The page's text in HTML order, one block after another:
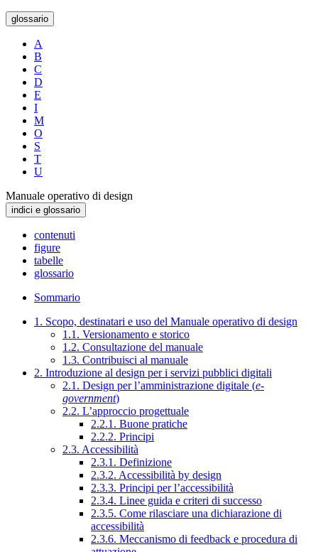
glossario
A
B
C
D
E
I
M
O
S
T
U
Manuale operativo di design
indici e glossario
contenuti
figure
tabelle
glossario
Sommario
1. Scopo, destinatari e uso del Manuale operativo di design
1.1. Versionamento e storico
1.2. Consultazione del manuale
1.3. Contribuisci al manuale
2. Introduzione al design per i servizi pubblici digitali
2.1. Design per l’amministrazione digitale (e-
government)
2.2. L’approccio progettuale
2.2.1. Buone pratiche
2.2.2. Principi
2.3. Accessibilità
2.3.1. Definizione
2.3.2. Accessibilità by design
2.3.3. Principi per l’accessibilità
2.3.4. Linee guida e criteri di successo
2.3.5. Come rilasciare una dichiarazione di
accessibilità
2.3.6. Meccanismo di feedback e procedura di